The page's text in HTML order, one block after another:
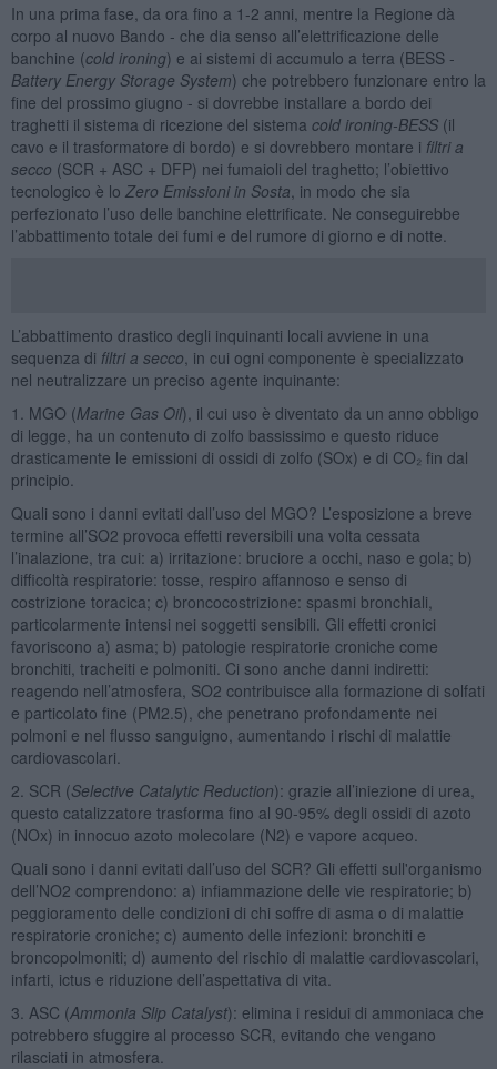
In una prima fase, da ora fino a 1-2 anni, mentre la Regione dà
corpo al nuovo Bando - che dia senso all’elettrificazione delle
banchine (cold ironing) e ai sistemi di accumulo a terra (BESS -
Battery Energy Storage System) che potrebbero funzionare entro la
fine del prossimo giugno - si dovrebbe installare a bordo dei
traghetti il sistema di ricezione del sistema cold ironing-BESS(il
cavo e il trasformatore di bordo) e si dovrebbero montare i filtri a
secco (SCR + ASC + DFP) nei fumaioli del traghetto; l’obiettivo
tecnologico è lo Zero Emissioni in Sosta , in modo che sia
perfezionato l’uso delle banchine elettrificate. Ne conseguirebbe
l’abbattimento totale dei fumi e del rumore di giorno e di notte.
L’abbattimento drastico degli inquinanti locali avviene in una
sequenza di filtri a secco , in cui ogni componente è specializzato
nel neutralizzare un preciso agente inquinante:
1. MGO (Marine Gas Oil), il cui uso è diventato da un anno obbligo
di legge, ha un contenuto di zolfo bassissimo e questo riduce
drasticamente le emissioni di ossidi di zolfo (SOx) e di CO₂ fin dal
principio.
Quali sono i danni evitati dall’uso del MGO? L’esposizione a breve
termine all’SO2 provoca effetti reversibili una volta cessata
l’inalazione, tra cui: a) irritazione: bruciore a occhi, naso e gola; b)
difficoltà respiratorie: tosse, respiro affannoso e senso di
costrizione toracica; c) broncocostrizione: spasmi bronchiali,
particolarmente intensi nei soggetti sensibili. Gli effetti cronici
favoriscono a) asma; b) patologie respiratorie croniche come
bronchiti, tracheiti e polmoniti. Ci sono anche danni indiretti:
reagendo nell’atmosfera, SO2 contribuisce alla formazione di solfati
e particolato fine (PM2.5), che penetrano profondamente nei
polmoni e nel flusso sanguigno, aumentando i rischi di malattie
cardiovascolari.
2. SCR (Selective Catalytic Reduction): grazie all’iniezione di urea,
questo catalizzatore trasforma fino al 90-95% degli ossidi di azoto
(NOx) in innocuo azoto molecolare (N2) e vapore acqueo.
Quali sono i danni evitati dall’uso del SCR? Gli effetti sull'organismo
dell’NO2 comprendono: a) infiammazione delle vie respiratorie; b)
peggioramento delle condizioni di chi soffre di asma o di malattie
respiratorie croniche; c) aumento delle infezioni: bronchiti e
broncopolmoniti; d) aumento del rischio di malattie cardiovascolari,
infarti, ictus e riduzione dell’aspettativa di vita.
3. ASC (Ammonia Slip Catalyst): elimina i residui di ammoniaca che
potrebbero sfuggire al processo SCR, evitando che vengano
rilasciati in atmosfera.